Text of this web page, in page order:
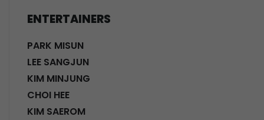
ENTERTAINERS
PARK MISUN
LEE SANGJUN
KIM MINJUNG
CHOI HEE
KIM SAEROM